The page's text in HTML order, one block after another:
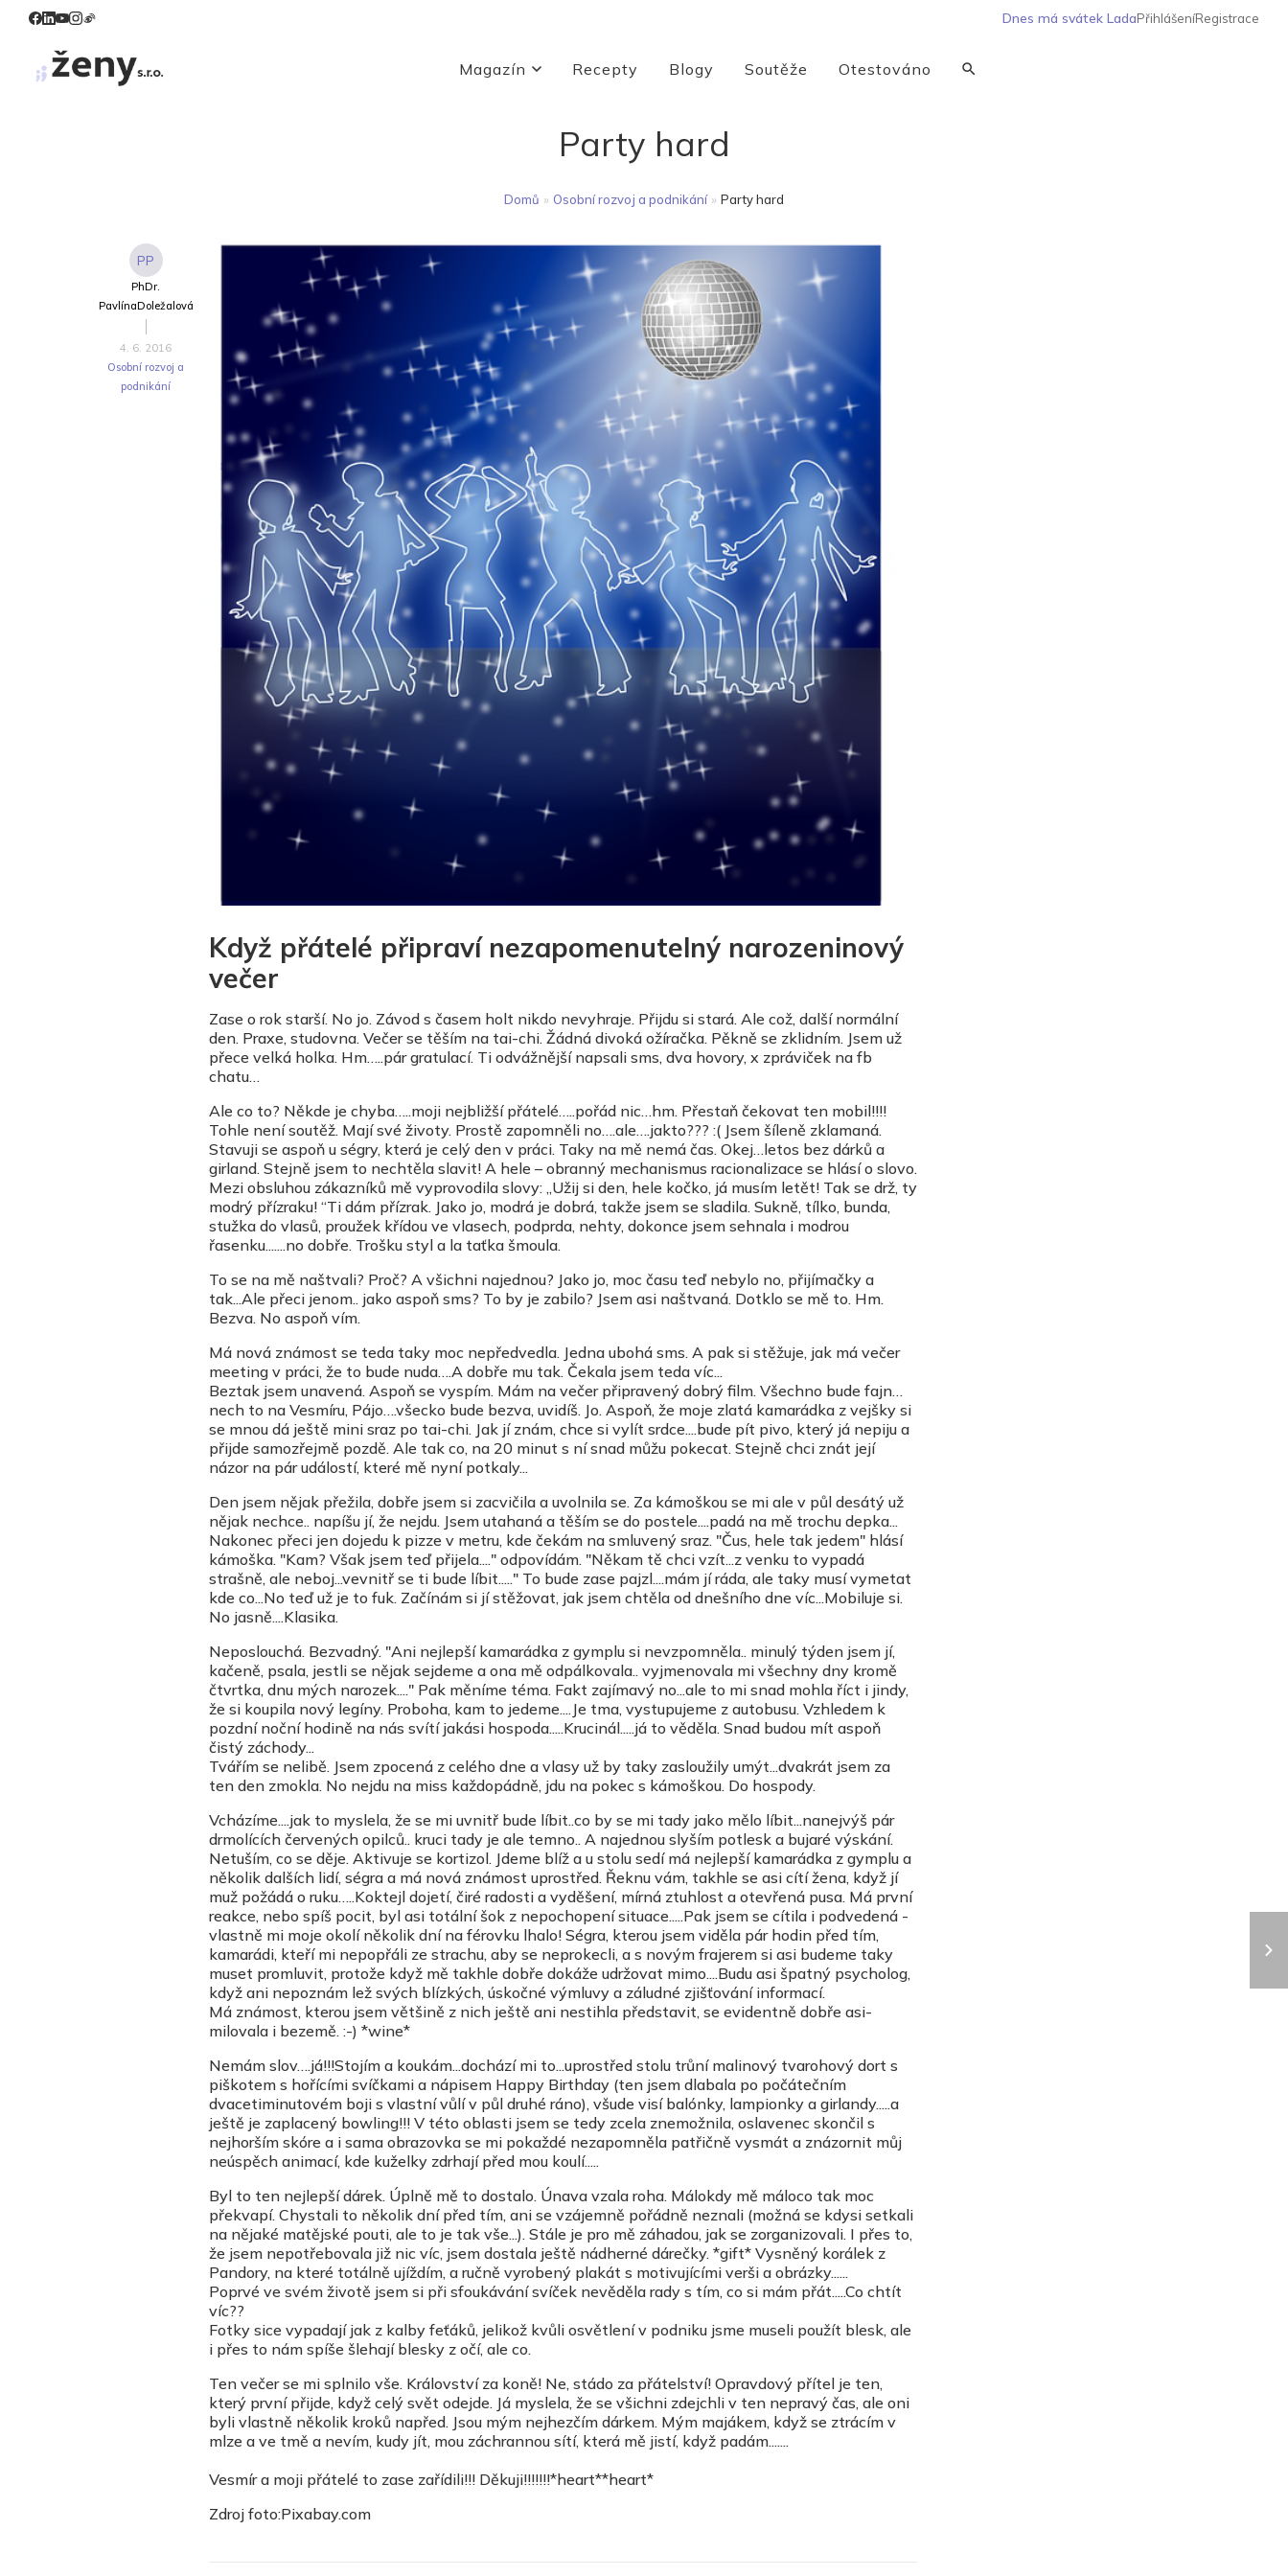
Dnes má svátek LadaPřihlášeníRegistrace
Magazín Recepty Blogy Soutěže Otestováno
Party hard
Domů » Osobní rozvoj a podnikání » Party hard
PP
PhDr.
PavlínaDoležalová
4. 6. 2016
Osobní rozvoj a
podnikání
Když přátelé připraví nezapomenutelný narozeninový
večer
Zase o rok starší. No jo. Závod s časem holt nikdo nevyhraje. Přijdu si stará. Ale což, další normální
den. Praxe, studovna. Večer se těším na tai-chi. Žádná divoká ožíračka. Pěkně se zklidním. Jsem už
přece velká holka. Hm…..pár gratulací. Ti odvážnější napsali sms, dva hovory, x zpráviček na fb
chatu…
Ale co to? Někde je chyba…..moji nejbližší přátelé…..pořád nic…hm. Přestaň čekovat ten mobil!!!!
Tohle není soutěž. Mají své životy. Prostě zapomněli no….ale….jakto??? :( Jsem šíleně zklamaná.
Stavuji se aspoň u ségry, která je celý den v práci. Taky na mě nemá čas. Okej…letos bez dárků a
girland. Stejně jsem to nechtěla slavit! A hele – obranný mechanismus racionalizace se hlásí o slovo.
Mezi obsluhou zákazníků mě vyprovodila slovy: „Užij si den, hele kočko, já musím letět! Tak se drž, ty
modrý přízraku! “Ti dám přízrak. Jako jo, modrá je dobrá, takže jsem se sladila. Sukně, tílko, bunda,
stužka do vlasů, proužek křídou ve vlasech, podprda, nehty, dokonce jsem sehnala i modrou
řasenku.......no dobře. Trošku styl a la taťka šmoula.
To se na mě naštvali? Proč? A všichni najednou? Jako jo, moc času teď nebylo no, přijímačky a
tak...Ale přeci jenom.. jako aspoň sms? To by je zabilo? Jsem asi naštvaná. Dotklo se mě to. Hm.
Bezva. No aspoň vím.
Má nová známost se teda taky moc nepředvedla. Jedna ubohá sms. A pak si stěžuje, jak má večer
meeting v práci, že to bude nuda….A dobře mu tak. Čekala jsem teda víc...
Beztak jsem unavená. Aspoň se vyspím. Mám na večer připravený dobrý film. Všechno bude fajn…
nech to na Vesmíru, Pájo….všecko bude bezva, uvidíš. Jo. Aspoň, že moje zlatá kamarádka z vejšky si
se mnou dá ještě mini sraz po tai-chi. Jak jí znám, chce si vylít srdce....bude pít pivo, který já nepiju a
přijde samozřejmě pozdě. Ale tak co, na 20 minut s ní snad můžu pokecat. Stejně chci znát její
názor na pár událostí, které mě nyní potkaly...
Den jsem nějak přežila, dobře jsem si zacvičila a uvolnila se. Za kámoškou se mi ale v půl desátý už
nějak nechce.. napíšu jí, že nejdu. Jsem utahaná a těším se do postele....padá na mě trochu depka...
Nakonec přeci jen dojedu k pizze v metru, kde čekám na smluvený sraz. "Čus, hele tak jedem" hlásí
kámoška. "Kam? Však jsem teď přijela...." odpovídám. "Někam tě chci vzít...z venku to vypadá
strašně, ale neboj...vevnitř se ti bude líbit....." To bude zase pajzl....mám jí ráda, ale taky musí vymetat
kde co...No teď už je to fuk. Začínám si jí stěžovat, jak jsem chtěla od dnešního dne víc...Mobiluje si.
No jasně....Klasika.
Neposlouchá. Bezvadný. "Ani nejlepší kamarádka z gymplu si nevzpomněla.. minulý týden jsem jí,
kačeně, psala, jestli se nějak sejdeme a ona mě odpálkovala.. vyjmenovala mi všechny dny kromě
čtvrtka, dnu mých narozek...." Pak měníme téma. Fakt zajímavý no...ale to mi snad mohla říct i jindy,
že si koupila nový legíny. Proboha, kam to jedeme....Je tma, vystupujeme z autobusu. Vzhledem k
pozdní noční hodině na nás svítí jakási hospoda.....Krucinál.....já to věděla. Snad budou mít aspoň
čistý záchody...
Tvářím se nelibě. Jsem zpocená z celého dne a vlasy už by taky zasloužily umýt...dvakrát jsem za
ten den zmokla. No nejdu na miss každopádně, jdu na pokec s kámoškou. Do hospody.
Vcházíme....jak to myslela, že se mi uvnitř bude líbit..co by se mi tady jako mělo líbit...nanejvýš pár
drmolících červených opilců.. kruci tady je ale temno.. A najednou slyším potlesk a bujaré výskání.
Netuším, co se děje. Aktivuje se kortizol. Jdeme blíž a u stolu sedí má nejlepší kamarádka z gymplu a
několik dalších lidí, ségra a má nová známost uprostřed. Řeknu vám, takhle se asi cítí žena, když jí
muž požádá o ruku…..Koktejl dojetí, čiré radosti a vyděšení, mírná ztuhlost a otevřená pusa. Má první
reakce, nebo spíš pocit, byl asi totální šok z nepochopení situace.....Pak jsem se cítila i podvedená -
vlastně mi moje okolí několik dní na férovku lhalo! Ségra, kterou jsem viděla pár hodin před tím,
kamarádi, kteří mi nepopřáli ze strachu, aby se neprokecli, a s novým frajerem si asi budeme taky
muset promluvit, protože když mě takhle dobře dokáže udržovat mimo....Budu asi špatný psycholog,
když ani nepoznám lež svých blízkých, úskočné výmluvy a záludné zjišťování informací.
Má známost, kterou jsem většině z nich ještě ani nestihla představit, se evidentně dobře asi-
milovala i bezemě. :-) *wine*
Nemám slov….já!!!Stojím a koukám...dochází mi to...uprostřed stolu trůní malinový tvarohový dort s
piškotem s hořícími svíčkami a nápisem Happy Birthday (ten jsem dlabala po počátečním
dvacetiminutovém boji s vlastní vůlí v půl druhé ráno), všude visí balónky, lampionky a girlandy.....a
ještě je zaplacený bowling!!! V této oblasti jsem se tedy zcela znemožnila, oslavenec skončil s
nejhorším skóre a i sama obrazovka se mi pokaždé nezapomněla patřičně vysmát a znázornit můj
neúspěch animací, kde kuželky zdrhají před mou koulí.....
Byl to ten nejlepší dárek. Úplně mě to dostalo. Únava vzala roha. Málokdy mě máloco tak moc
překvapí. Chystali to několik dní před tím, ani se vzájemně pořádně neznali (možná se kdysi setkali
na nějaké matějské pouti, ale to je tak vše...). Stále je pro mě záhadou, jak se zorganizovali. I přes to,
že jsem nepotřebovala již nic víc, jsem dostala ještě nádherné dárečky. *gift* Vysněný korálek z
Pandory, na které totálně ujíždím, a ručně vyrobený plakát s motivujícími verši a obrázky......
Poprvé ve svém životě jsem si při sfoukávání svíček nevěděla rady s tím, co si mám přát.....Co chtít
víc??
Fotky sice vypadají jak z kalby feťáků, jelikož kvůli osvětlení v podniku jsme museli použít blesk, ale
i přes to nám spíše šlehají blesky z očí, ale co.
Ten večer se mi splnilo vše. Království za koně! Ne, stádo za přátelství! Opravdový přítel je ten,
který první přijde, když celý svět odejde. Já myslela, že se všichni zdejchli v ten nepravý čas, ale oni
byli vlastně několik kroků napřed. Jsou mým nejhezčím dárkem. Mým majákem, když se ztrácím v
mlze a ve tmě a nevím, kudy jít, mou záchrannou sítí, která mě jistí, když padám.......
Vesmír a moji přátelé to zase zařídili!!! Děkuji!!!!!!!*heart**heart*
Zdroj foto:Pixabay.com